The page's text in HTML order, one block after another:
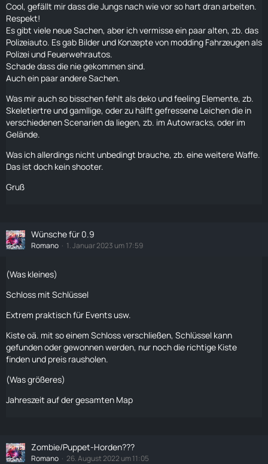
Cool, gefällt mir dass die Jungs nach wie vor so hart dran arbeiten.
Respekt!
Es gibt viele neue Sachen, aber ich vermisse ein paar alten, zb. das
Polizeiauto. Es gab Bilder und Konzepte von modding Fahrzeugen als
Polizei und Feuerwehrautos.
Schade dass die nie gekommen sind.
Auch ein paar andere Sachen.
Was mir auch so bisschen fehlt als deko und feeling Elemente, zb.
Skeletiertre und gamllige, oder zu hälft gefressene Leichen die in
verschiedenen Scenarien da liegen, zb. im Autowracks, oder im
Gelände.
Was ich allerdings nicht unbedingt brauche, zb. eine weitere Waffe.
Das ist doch kein shooter.
Gruß
Wünsche für 0.9
Romano 1. Januar 2023 um 17:59
(Was kleines)
Schloss mit Schlüssel
Extrem praktisch für Events usw.
Kiste oä. mit so einem Schloss verschließen, Schlüssel kann
gefunden oder gewonnen werden, nur noch die richtige Kiste
finden und preis rausholen.
(Was größeres)
Jahreszeit auf der gesamten Map
Zombie/Puppet-Horden???
Romano 26. August 2022 um 11:05